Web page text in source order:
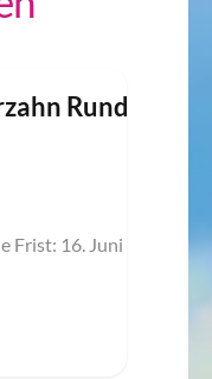
Runde
Frist: 16. Juni